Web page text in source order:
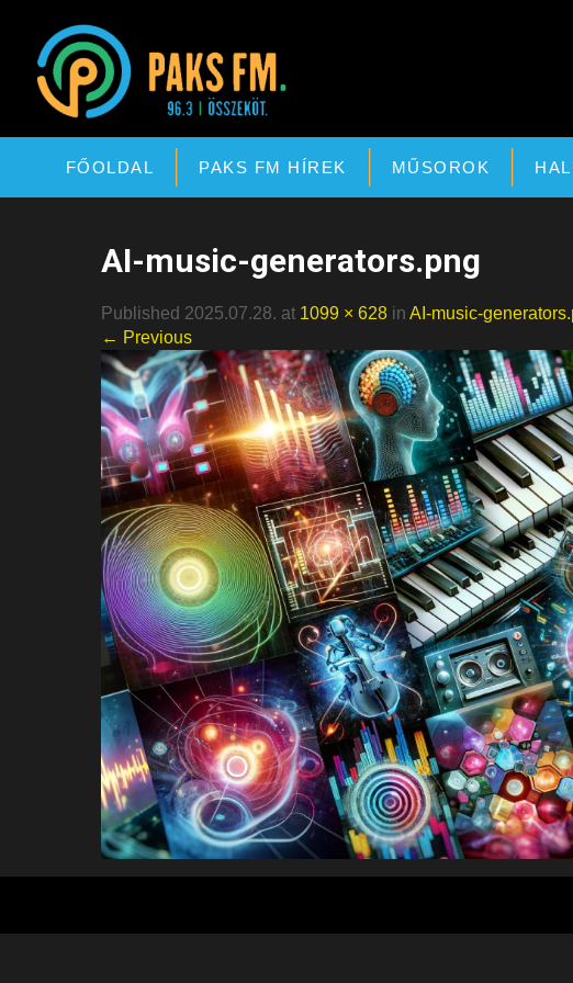
Paks FM
FŐOLDAL PAKS FM HÍREK MŰSOROK
AI-music-generators.png
Published 2025.07.28. at 1099 × 628 in AI-music-
← Previous